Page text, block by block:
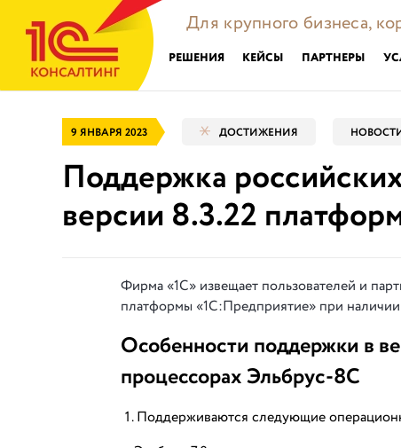
Для крупного бизнеса,
РЕШЕНИЯ КЕЙСЫ ПАРТНЕРЫ
9 ЯНВАРЯ 2023 ДОСТИЖЕНИЯ
Поддержка
версии 8.3.22
Фирма «1С» извещает пользователей и
платформы «1С:Предприятие» при
Особенности поддержки в
процессорах Эльбрус-8С
Поддерживаются следующие